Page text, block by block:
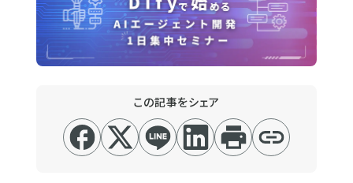
この記事をシェア